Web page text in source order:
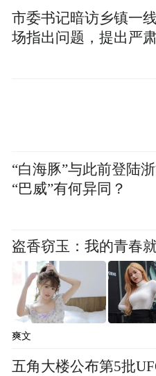
市委书记暗访乡镇一
场指出问题，提出严
“白海豚”与此前登陆
“巴威”有何异同？
盗香窃玉：我的青春
爽文
五角大楼公布第5批